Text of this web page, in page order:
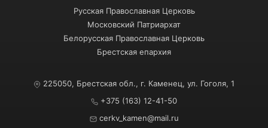
Русская Православная Церковь
Московский Патриархат
Белорусская Православная Церковь
Брестская епархия
225050, Брестская обл., г. Каменец, ул. Гоголя, 1
+375 (163) 12-41-50
cerkv_kamen@mail.ru